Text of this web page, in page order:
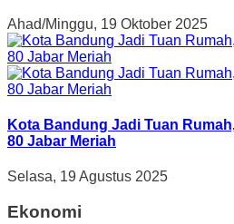
Ahad/Minggu, 19 Oktober 2025
Kota Bandung Jadi Tuan
80 Jabar Meriah
Selasa, 19 Agustus 2025
Ekonomi